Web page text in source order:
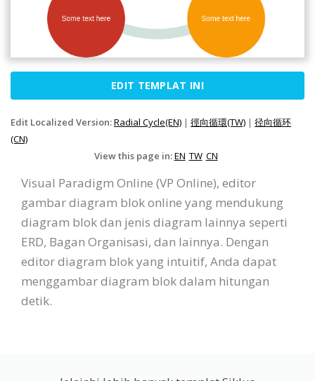
EDIT TEMPLAT INI
Edit Localized Version:Radial Cycle(EN) | 徑向循環(TW) | 径向循环
(CN)
View this page in:EN TW CN
Visual Paradigm Online (VP Online), editor
gambar diagram blok online yang mendukung
diagram blok dan jenis diagram lainnya seperti
ERD, Bagan Organisasi, dan lainnya. Dengan
editor diagram blok yang intuitif, Anda dapat
menggambar diagram blok dalam hitungan
detik.